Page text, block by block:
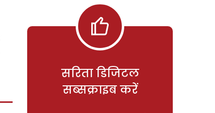
सरिता डिजिटल
सब्सक्राइब करें